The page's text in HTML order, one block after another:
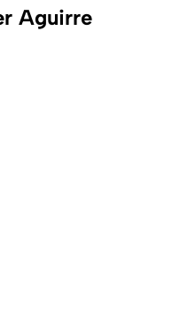
Aguirre